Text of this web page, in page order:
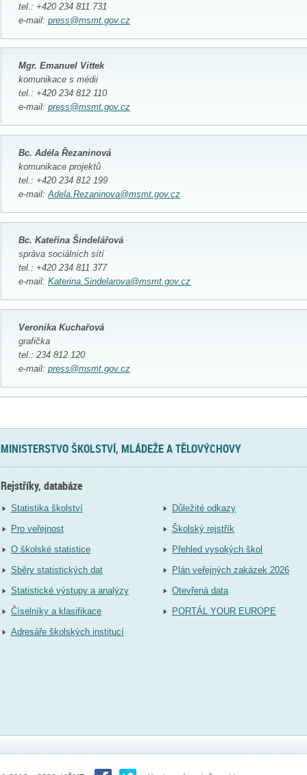
tel.: +420 234 811 731
e-mail: press@msmt.gov.cz
Mgr. Emanuel Vittek
komunikace s médii
tel.: +420 234 812 110
e-mail:press@msmt.gov.cz
Bc. Adéla Řezaninová
komunikace projektů
tel.: +420 234 812 199
e-mail:Adela.Rezaninova@msmt.gov.cz
Bc. Kateřina Šindelářová
správa sociálních sítí
tel.: +420 234 811 377
e-mail:Katerina.Sindelarova@msmt.gov.cz
Veronika Kuchařová
grafička
tel.: 234 812 120
e-mail:press@msmt.gov.cz
MINISTERSTVO ŠKOLSTVÍ, MLÁDEŽE A TĚLOVÝCHOVY
Rejstříky, databáze
Statistika školství
Pro veřejnost
O školské statistice
Sběry statistických dat
Statistické výstupy a analýzy
Číselníky a klasifikace
Adresáře školských institucí
Důležité odkazy
Školský rejstřík
Přehled vysokých škol
Plán veřejných zakázek 2026
Otevřená data
PORTÁL YOUR EUROPE